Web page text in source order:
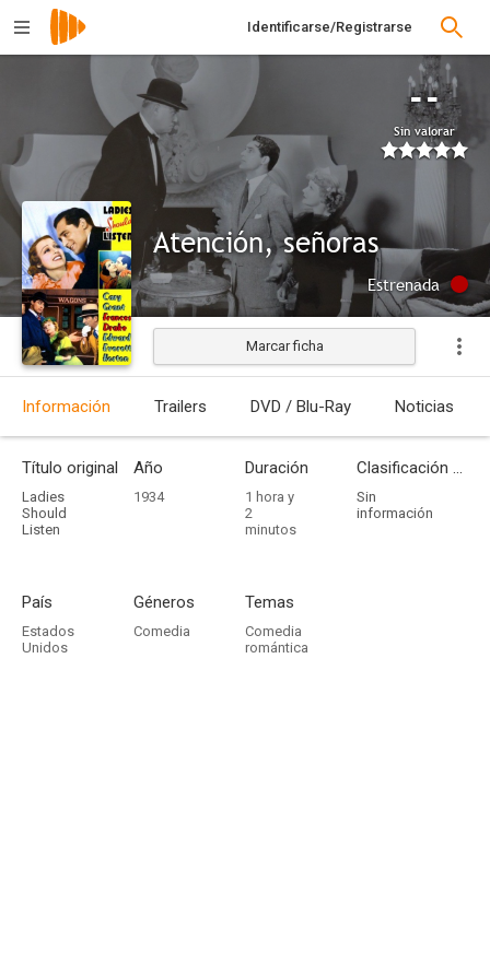
Identificarse/Registrarse
--
Sin valorar
Atención, señoras
Estrenada
Marcar ficha
Información Trailers DVD / Blu-Ray Noticias
Título original
Ladies
Should
Listen
Año
1934
Duración
1 hora y
2
minutos
Clasificación por edades
Sin
información
País
Estados
Unidos
Géneros
Comedia
Temas
Comedia
romántica